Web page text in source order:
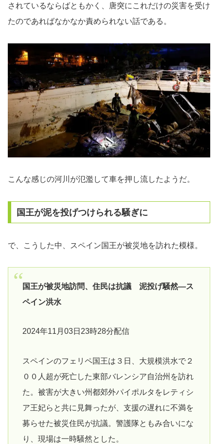
されているならばともかく、唐突にこれだけの災害を受け
たのであればなかなか責められない話である。
こんな感じの河川が氾濫して車を押し流したようだ。
国王が泥を投げつけられる騒ぎに
で、こうした中、スペイン国王が被災地を訪れた模様。
国王が被災地訪問、住民は抗議 泥投げ騒然―ス
ペイン洪水
2024年11月03日23時28分配信
スペインのフェリペ国王は３日、大規模洪水で２
００人超が死亡した東部バレンシア自治州を訪れ
た。被害が大きい州都郊外パイポルタをレティシ
ア王妃らと共に見舞ったが、支援の遅れに不満を
募らせた被災住民が抗議。警護隊ともみ合いにな
り、現場は一時騒然とした。